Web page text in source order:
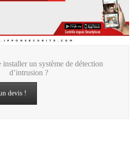
un système de détection
d’intrusion ?
devis !